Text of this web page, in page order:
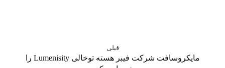
قبلی
مایکروسافت شرکت فیبر هسته توخالی Lumenisity را